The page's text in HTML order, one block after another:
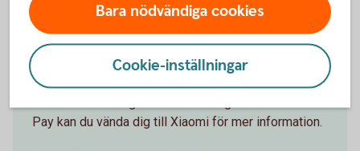
Vill du veta mer om Xiaomi
Pay?
Pay kan du vända dig till Xiaomi för mer information.
Bara nödvändiga cookies
Cookie-inställningar